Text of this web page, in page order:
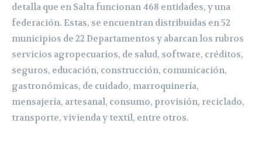
detalla que en Salta funcionan 468 entidades, y una
federación. Estas, se encuentran distribuidas en 52
municipios de 22 Departamentos y abarcan los rubros
servicios agropecuarios, de salud, software, créditos,
seguros, educación, construcción, comunicación,
gastronómicas, de cuidado, marroquinería,
mensajería, artesanal, consumo, provisión, reciclado,
transporte, vivienda y textil, entre otros.